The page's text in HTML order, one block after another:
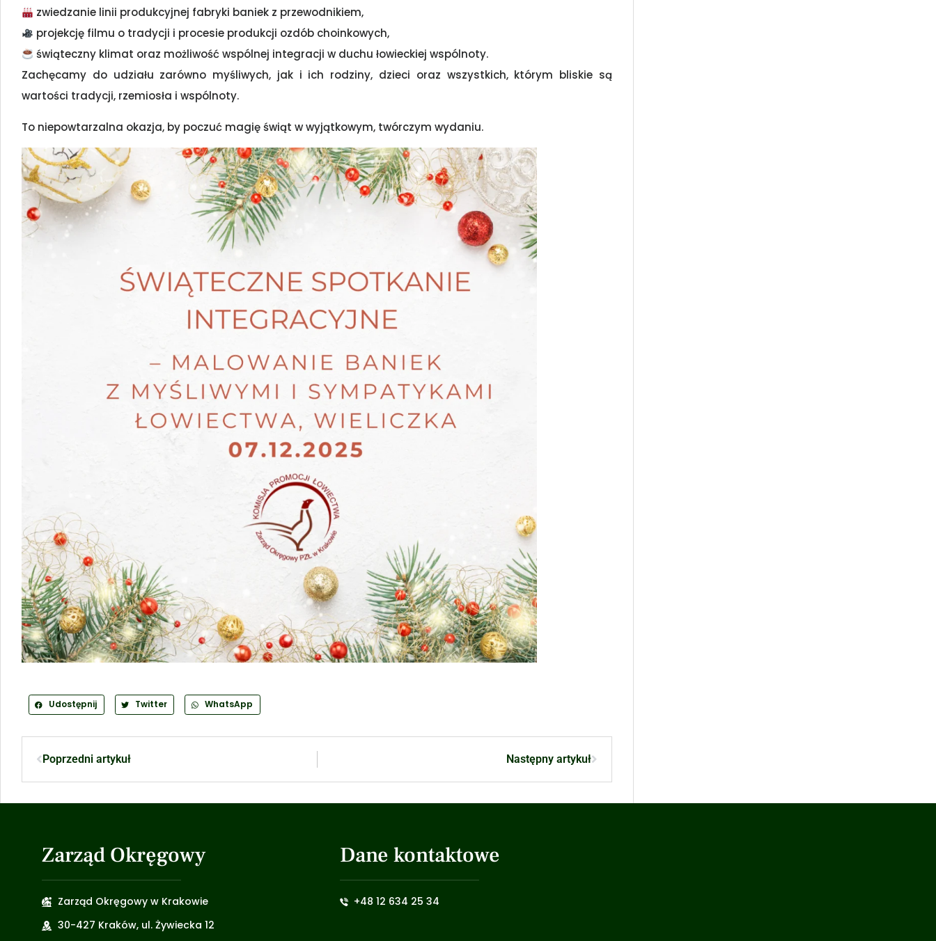
zwiedzanie linii produkcyjnej fabryki baniek z przewodnikiem,
projekcję filmu o tradycji i procesie produkcji ozdób choinkowych,
świąteczny klimat oraz możliwość wspólnej integracji w duchu łowieckiej wspólnoty.
Zachęcamy do udziału zarówno myśliwych, jak i ich rodziny, dzieci oraz wszystkich, którym bliskie są
wartości tradycji, rzemiosła i wspólnoty.
To niepowtarzalna okazja, by poczuć magię świąt w wyjątkowym, twórczym wydaniu.
Udostępnij Twitter WhatsApp
Poprzedni artykuł Następny artykuł
Zarząd Okręgowy
Zarząd Okręgowy w Krakowie
30-427 Kraków, ul. Żywiecka 12
Dane kontaktowe
+48 12 634 25 34